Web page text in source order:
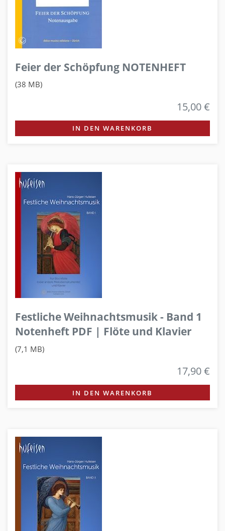
Feier der Schöpfung NOTENHEFT
(38 MB)
15,00 €
IN DEN WARENKORB
Festliche Weihnachtsmusik - Band 1
Notenheft PDF | Flöte und Klavier
(7,1 MB)
17,90 €
IN DEN WARENKORB